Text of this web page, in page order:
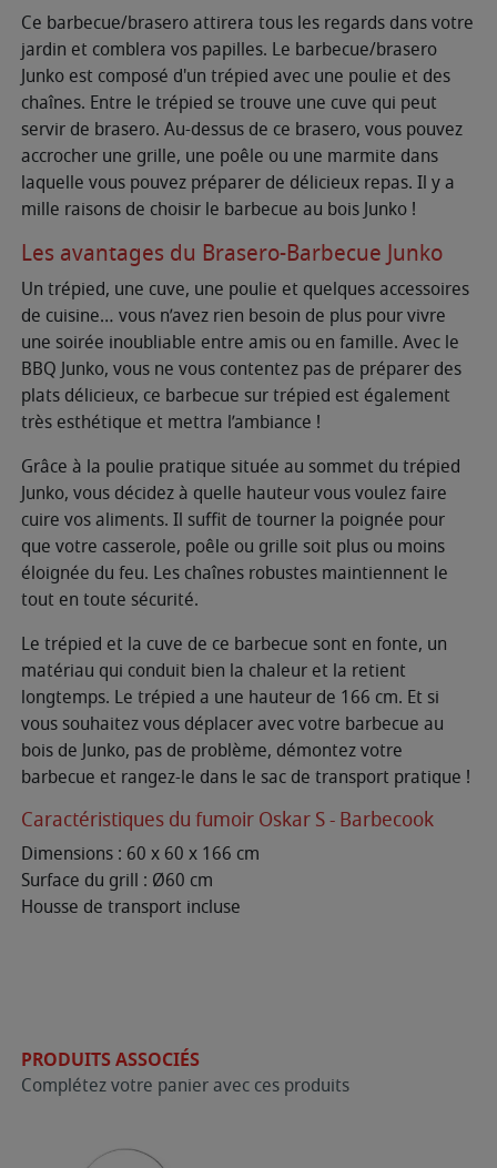
Ce barbecue/brasero attirera tous les regards dans votre
jardin et comblera vos papilles. Le barbecue/brasero
Junko est composé d'un trépied avec une poulie et des
chaînes. Entre le trépied se trouve une cuve qui peut
servir de brasero. Au-dessus de ce brasero, vous pouvez
accrocher une grille, une poêle ou une marmite dans
laquelle vous pouvez préparer de délicieux repas. Il y a
mille raisons de choisir le barbecue au bois Junko !
Les avantages du Brasero-Barbecue Junko
Un trépied, une cuve, une poulie et quelques accessoires
de cuisine… vous n’avez rien besoin de plus pour vivre
une soirée inoubliable entre amis ou en famille. Avec le
BBQ Junko, vous ne vous contentez pas de préparer des
plats délicieux, ce barbecue sur trépied est également
très esthétique et mettra l’ambiance !
Grâce à la poulie pratique située au sommet du trépied
Junko, vous décidez à quelle hauteur vous voulez faire
cuire vos aliments. Il suffit de tourner la poignée pour
que votre casserole, poêle ou grille soit plus ou moins
éloignée du feu. Les chaînes robustes maintiennent le
tout en toute sécurité.
Le trépied et la cuve de ce barbecue sont en fonte, un
matériau qui conduit bien la chaleur et la retient
longtemps. Le trépied a une hauteur de 166 cm. Et si
vous souhaitez vous déplacer avec votre barbecue au
bois de Junko, pas de problème, démontez votre
barbecue et rangez-le dans le sac de transport pratique !
Caractéristiques du fumoir Oskar S - Barbecook
Dimensions : 60 x 60 x 166 cm
Surface du grill : Ø60 cm
Housse de transport incluse
PRODUITS ASSOCIÉS
Complétez votre panier avec ces produits